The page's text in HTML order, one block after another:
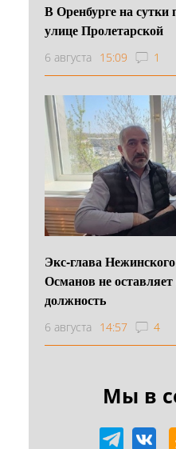
В Оренбурге на сутки
улице Пролетарской
6 августа 15:09 1
Экс-глава
Османов не
должность
6 августа 14:57 4
Мы в